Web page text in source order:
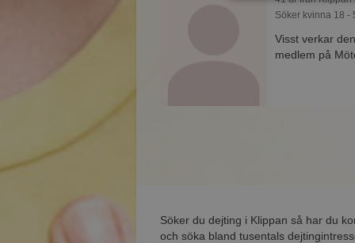
Söker kvinna 18 -
Visst verkar
medlem på
Söker du dejting i Klippan så har du
och söka bland tusentals